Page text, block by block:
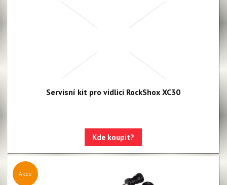
Servisní kit pro vidlici RockShox XC30
Kde koupit?
Akce